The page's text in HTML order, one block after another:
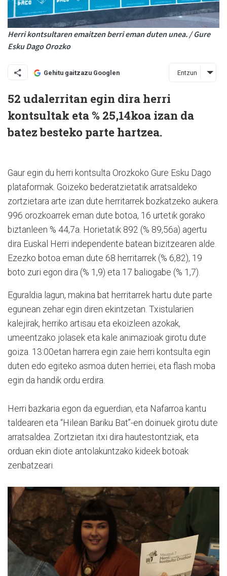
Herri kontsultaren emaitzen berri eman duten unea. / Gure
Esku Dago Orozko
Gehitu gaitzazu Googlen Entzun
52 udalerritan egin dira herri
kontsultak eta % 25,14koa izan da
batez besteko parte hartzea.
Gaur egin du herri kontsulta Orozkoko Gure Esku Dago
plataformak. Goizeko bederatzietatik arratsaldeko
zortzietara arte izan dute herritarrek bozkatzeko aukera.
996 orozkoarrek eman dute botoa, 16 urtetik gorako
biztanleen % 44,7a. Horietatik 892 (% 89,56a) agertu
dira Euskal Herri independente batean bizitzearen alde.
Ezezko botoa eman dute 68 herritarrek (% 6,82), 19
boto zuri egon dira (% 1,9) eta 17 baliogabe (% 1,7).
Eguraldia lagun, makina bat herritarrek hartu dute parte
egunean zehar egin diren ekintzetan. Txistularien
kalejirak, herriko artisau eta ekoizleen azokak,
umeentzako jolasek eta kale animazioak girotu dute
goiza. 13:00etan harrera egin zaie herri kontsulta egin
duten edo egiteko asmoa duten herriei, eta flash moba
egin da handik ordu erdira.
Herri bazkaria egon da eguerdian, eta Nafarroa kantu
taldearen eta “Hilean Bariku Bat”-en doinuek girotu dute
arratsaldea. Zortzietan itxi dira hautestontziak, eta
orduan ekin diote antolakuntzako kideek botoak
zenbatzeari.